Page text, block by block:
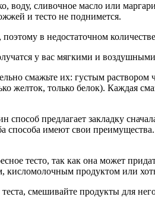
воду, сливочное масло или
и тесто не поднимется.
в недостаточном
у вас мягкими и
смажьте их: густым
желток, только белок). Каждая
способ предлагает закладку
имеют свои
тесто, так как она может
кисломолочным продуктом или
смешивайте продукты для